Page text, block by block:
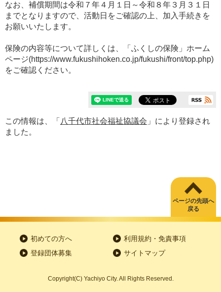
なお、補償期間は令和７年４月１日～令和８年３月３１日
までとなりますので、活動日をご確認の上、加入手続きを
お願いいたします。
保険の内容等について詳しくは、「ふくしの保険」ホーム
ページ(https://www.fukushihoken.co.jp/fukushi/front/top.php)
をご確認ください。
この情報は、「 八千代市社会福祉協議会 」により登録され
ました。
ページの先頭へ
戻る
初めての方へ
利用規約・免責事項
登録団体募集
サイトマップ
Copyright(C) Yachiyo City. All Rights Reserved.